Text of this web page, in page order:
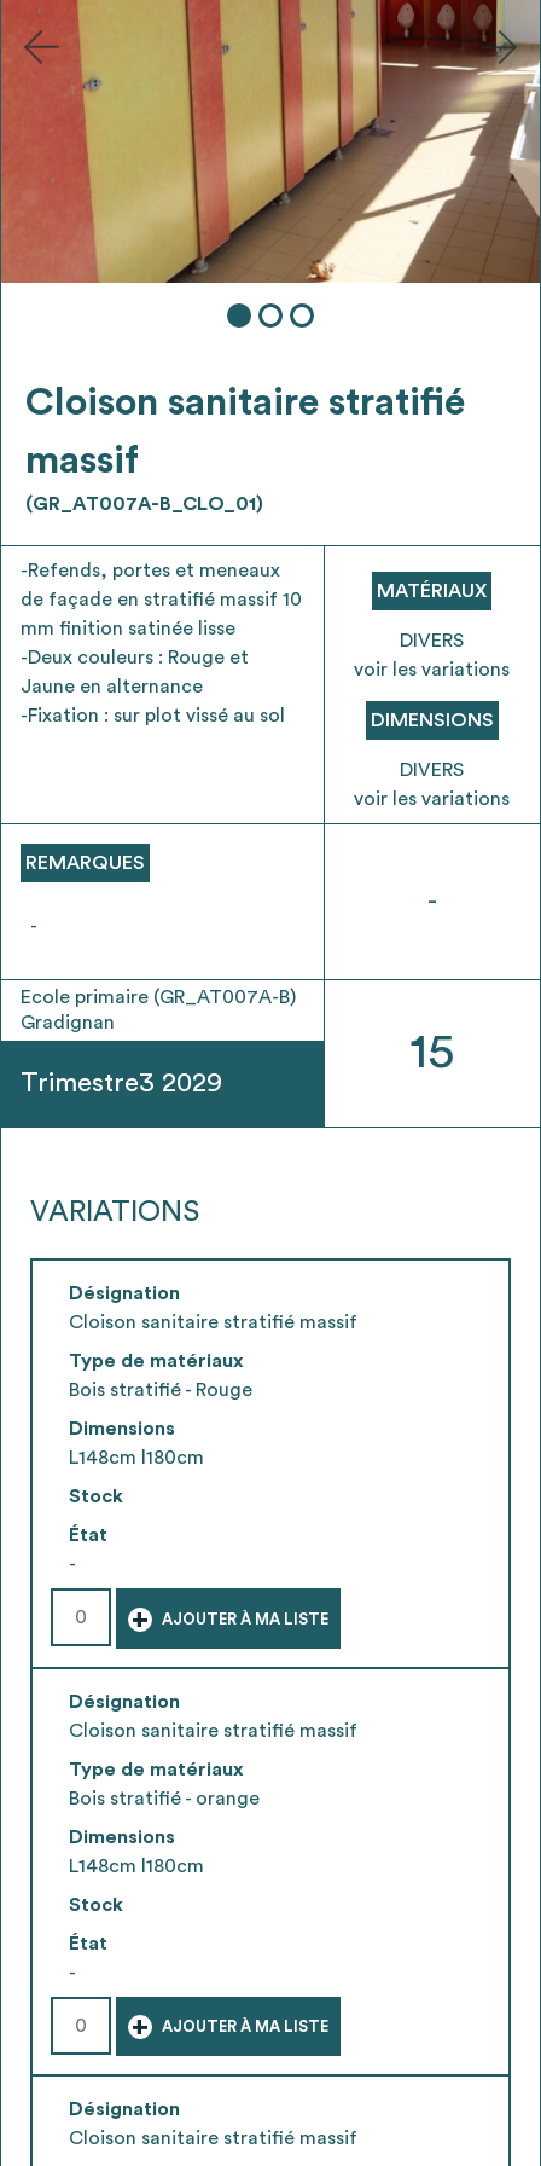
Ajouter les matériaux intéressants à "
liste "
Transmettre sa liste de manifestation
d'intérêt pour les matériaux
sélectionnés
Exporter sa liste et ses fiches produits
pour l’utiliser comme un outil d’aide à la
conception de projet
renseignements sur les modalités et
* Attention, l’ajout des matériaux à sa liste et son envoi ne
vaut aucunement réservation.
voirFAQ
Cloison sanitaire stratifié
massif
(GR_AT007A-B_CLO_01)
-Refends, portes et meneaux
de façade en stratifié massif 10
mm finition satinée lisse
-Deux couleurs : Rouge et
Jaune en alternance
-Fixation : sur plot vissé au sol
REMARQUES
-
Ecole primaire (GR_AT007A-B)
Gradignan
Trimestre3 2029
MATÉRIAUX
DIVERS
voir les variations
DIMENSIONS
DIVERS
voir les variations
-
15
VARIATIONS
Désignation
Cloison sanitaire stratifié massif
Type de matériaux
Bois stratifié - Rouge
Dimensions
L148cm l180cm
Stock
État
-
+ AJOUTER À MA LISTE
Désignation
Cloison sanitaire stratifié massif
Type de matériaux
Bois stratifié - orange
Dimensions
L148cm l180cm
Stock
État
-
+ AJOUTER À MA LISTE
Désignation
Cloison sanitaire stratifié massif